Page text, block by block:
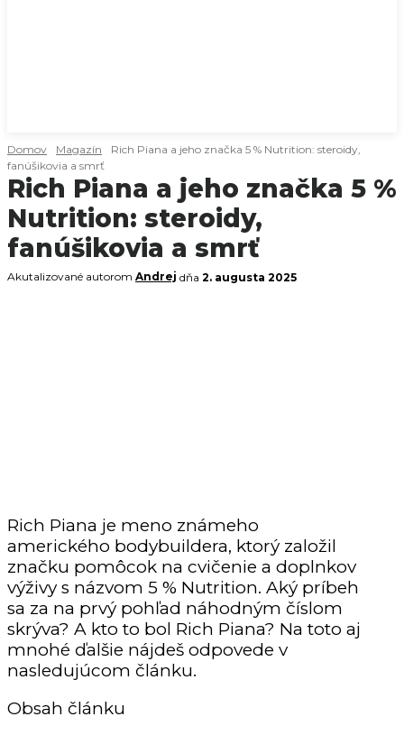
Domov Magazín
Rich Piana a jeho značka 5 % Nutrition: steroidy,
fanúšikovia a smrť
Rich Piana a jeho značka 5 %
Nutrition: steroidy,
fanúšikovia a smrť
Akutalizované autorom Andrej dňa 2. augusta 2025
Rich Piana je meno známeho
amerického bodybuildera, ktorý založil
značku pomôcok na cvičenie a doplnkov
výživy s názvom 5 % Nutrition. Aký príbeh
sa za na prvý pohľad náhodným číslom
skrýva? A kto to bol Rich Piana? Na toto aj
mnohé ďalšie nájdeš odpovede v
nasledujúcom článku.
Obsah článku